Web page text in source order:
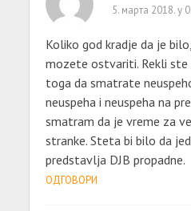
5. марта 2018. у
Koliko god kradje da je
mozete ostvariti. Rekli
toga da smatrate
neuspeha i neuspeha na
smatram da je vreme za
stranke. Steta bi bilo da
predstavlja DJB propadne.
ОДГОВОРИ